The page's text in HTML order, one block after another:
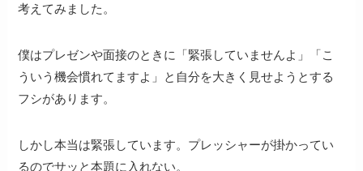
考えてみました。
僕はプレゼンや面接のときに「緊張していませんよ」「こ
ういう機会慣れてますよ」と自分を大きく見せようとする
フシがあります。
しかし本当は緊張しています。プレッシャーが掛かってい
るのでサッと本題に入れない。